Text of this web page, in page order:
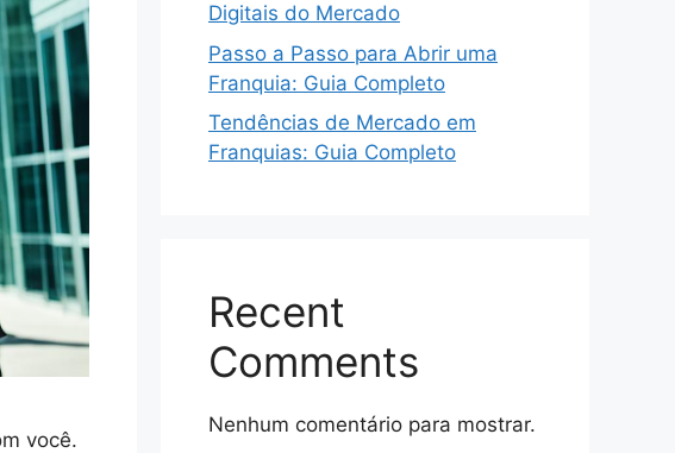
você.
Digitais do Mercado
Passo a Passo para Abrir uma
Franquia: Guia Completo
Tendências de Mercado em
Franquias: Guia Completo
Recent
Comments
Nenhum comentário para mostrar.